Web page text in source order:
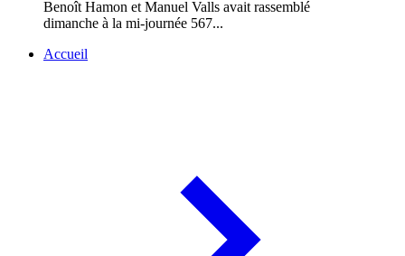
Benoît Hamon et Manuel Valls avait rassemblé
dimanche à la mi-journée 567...
Accueil